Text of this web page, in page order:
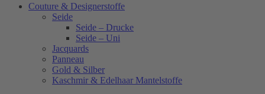
Couture & Designerstoffe
Seide
Seide – Drucke
Seide – Uni
Jacquards
Panneau
Gold & Silber
Kaschmir & Edelhaar Mantelstoffe